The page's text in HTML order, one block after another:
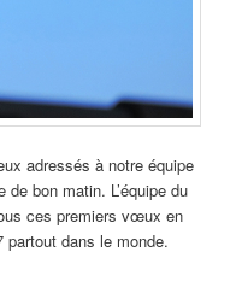
adressés à notre équipe
bon matin. L’équipe du
ces premiers vœux en
partout dans le monde.